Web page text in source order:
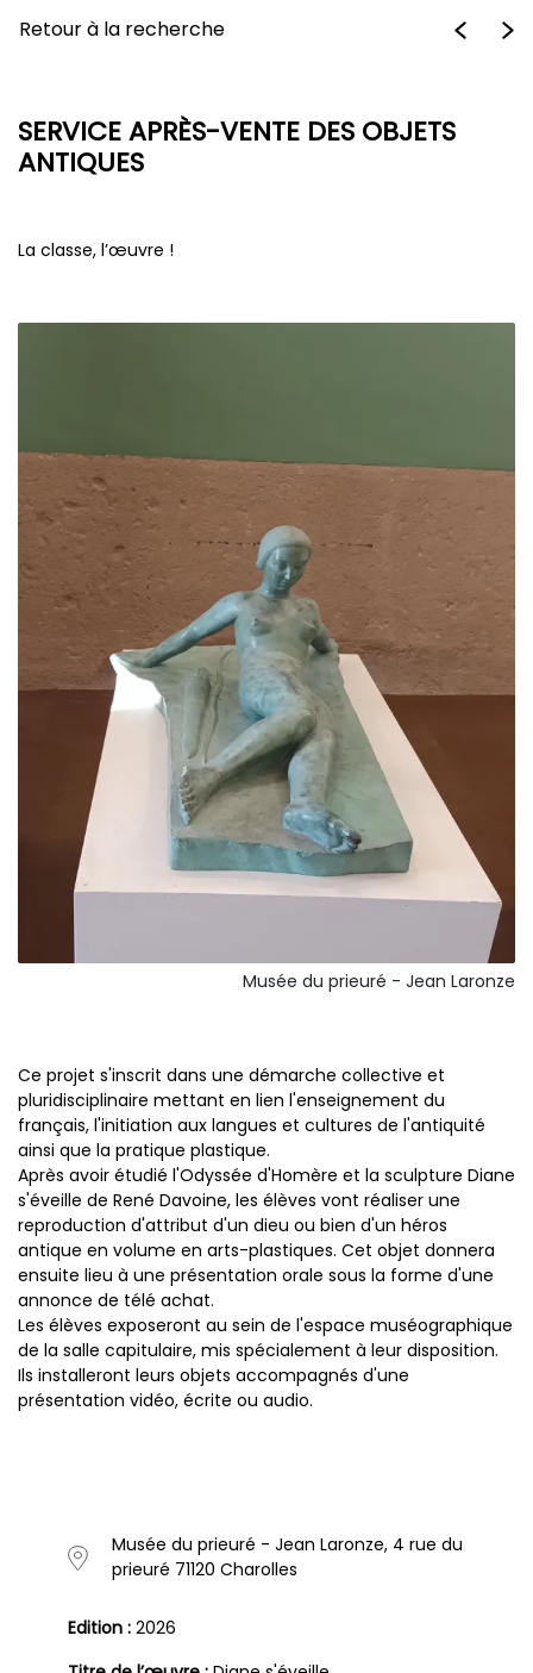
Retour à la recherche
SERVICE APRÈS-VENTE DES OBJETS
ANTIQUES
La classe, l’œuvre !
Musée du prieuré - Jean Laronze
Ce projet s'inscrit dans une démarche collective et
pluridisciplinaire mettant en lien l'enseignement du
français, l'initiation aux langues et cultures de l'antiquité
ainsi que la pratique plastique.
Après avoir étudié l'Odyssée d'Homère et la sculpture Diane
s'éveille de René Davoine, les élèves vont réaliser une
reproduction d'attribut d'un dieu ou bien d'un héros
antique en volume en arts-plastiques. Cet objet donnera
ensuite lieu à une présentation orale sous la forme d'une
annonce de télé achat.
Les élèves exposeront au sein de l'espace muséographique
de la salle capitulaire, mis spécialement à leur disposition.
Ils installeront leurs objets accompagnés d'une
présentation vidéo, écrite ou audio.
Musée du prieuré - Jean Laronze, 4 rue du
prieuré 71120 Charolles
Edition : 2026